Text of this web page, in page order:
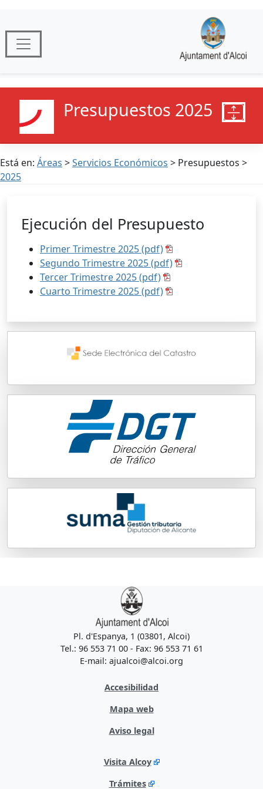
Presupuestos 2025
Está en: Áreas >Servicios Económicos > Presupuestos >
2025
Ejecución del Presupuesto
Primer Trimestre 2025 (pdf)
Segundo Trimestre 2025 (pdf)
Tercer Trimestre 2025 (pdf)
Cuarto Trimestre 2025 (pdf)
Pl. d'Espanya, 1 (03801, Alcoi)
Tel.: 96 553 71 00 - Fax: 96 553 71 61
E-mail: ajualcoi@alcoi.org
Accesibilidad
Mapa web
Aviso legal
Visita Alcoy
Trámites